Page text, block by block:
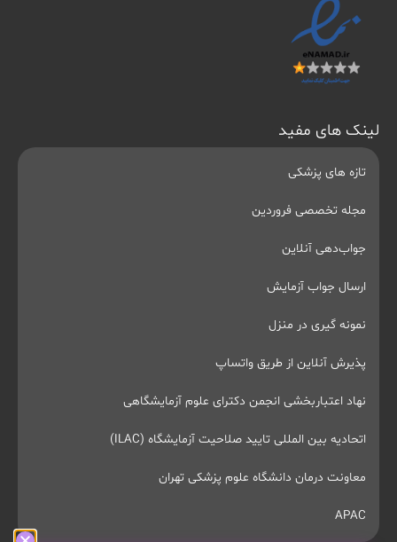
لینک های مفید
تازه های پزشکی
مجله تخصصی فروردین
جواب‌دهی آنلاین
ارسال جواب آزمایش
نمونه گیری در منزل
پذیرش آنلاین از طریق واتساپ
نهاد اعتباربخشی انجمن دکترای علوم آزمایشگاهی
اتحادیه بین المللی تایید صلاحیت آزمایشگاه (ILAC)
معاونت درمان دانشگاه علوم پزشکی تهران
APAC